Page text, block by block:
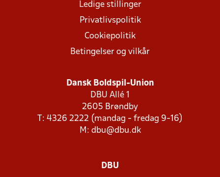
Ledige stillinger
Privatlivspolitik
Cookiepolitik
Betingelser og vilkår
Dansk Boldspil-Union
DBU Allé 1
2605 Brøndby
T: 4326 2222 (mandag - fredag 9-16)
M: dbu@dbu.dk
DBU